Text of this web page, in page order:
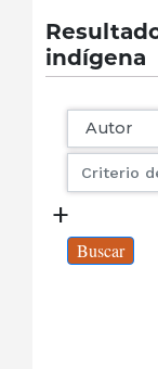
indígena
+
Buscar